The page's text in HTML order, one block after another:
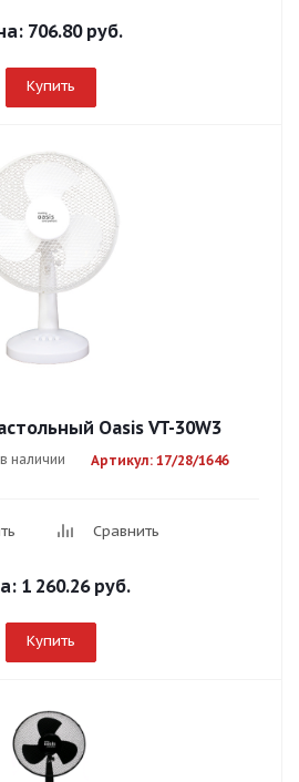
706.80 руб.
Купить
Оasis VT-30W3
наличии Артикул: 17/28/1646
Сравнить
1 260.26 руб.
Купить